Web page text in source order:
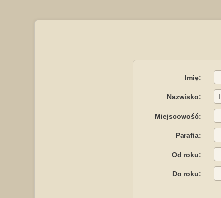
Imię:
Nazwisko:
Miejscowość:
Parafia:
Od roku:
Do roku: